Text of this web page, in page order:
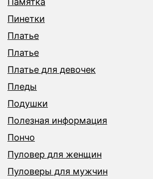
Пинетки
Платье
Платье
Платье для девочек
Пледы
Подушки
Полезная информация
Пончо
Пуловер для женщин
Пуловеры для мужчин